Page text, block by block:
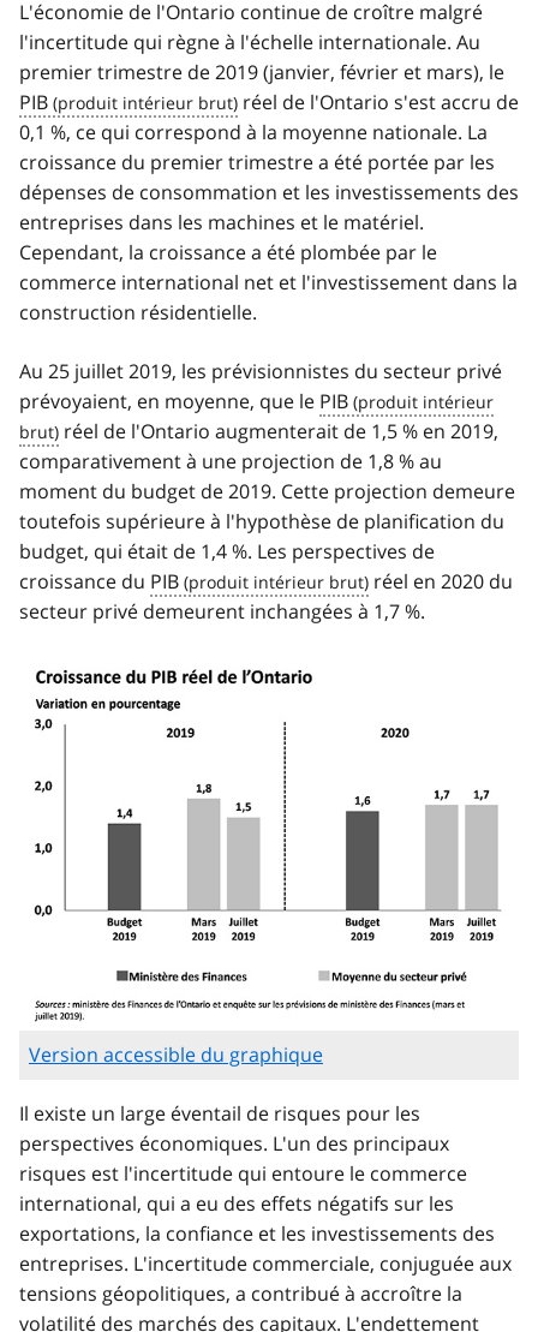
L'économie de l'Ontario continue de croître malgré
l'incertitude qui règne à l'échelle internationale. Au
premier trimestre de 2019 (janvier, février et mars), le
PIB
réel de l'Ontario s'est accru de
0,1 %, ce qui correspond à la moyenne nationale. La
croissance du premier trimestre a été portée par les
dépenses de consommation et les investissements des
entreprises dans les machines et le matériel.
Cependant, la croissance a été plombée par le
commerce international net et l'investissement dans la
construction résidentielle.
Au 25 juillet 2019, les prévisionnistes du secteur privé
prévoyaient, en moyenne, que le PIB
réel de l'Ontario augmenterait de 1,5 % en 2019,
comparativement à une projection de 1,8 % au
moment du budget de 2019. Cette projection demeure
toutefois supérieure à l'hypothèse de planification du
budget, qui était de 1,4 %. Les perspectives de
croissance du PIB
réel en 2020 du
secteur privé demeurent inchangées à 1,7 %.
Version accessible du graphique
Il existe un large éventail de risques pour les
perspectives économiques. L'un des principaux
risques est l'incertitude qui entoure le commerce
international, qui a eu des effets négatifs sur les
exportations, la confiance et les investissements des
entreprises. L'incertitude commerciale, conjuguée aux
tensions géopolitiques, a contribué à accroître la
volatilité des marchés des capitaux. L'endettement